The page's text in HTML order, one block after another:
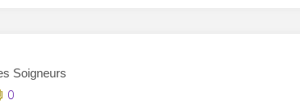
Soigneurs
0